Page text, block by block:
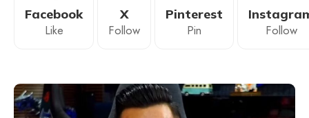
Facebook
Like
X
Follow
Pinterest
Pin Follow